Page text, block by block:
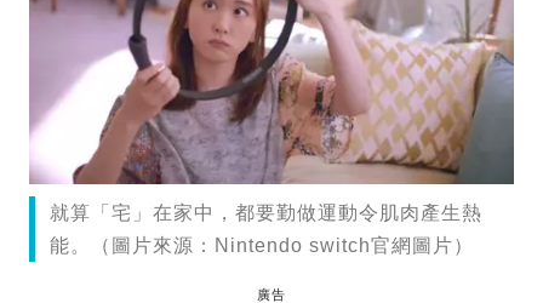
就算「宅」在家中，都要勤做運動令肌肉產生熱
能。（圖片來源：Nintendo switch官網圖片）
廣告